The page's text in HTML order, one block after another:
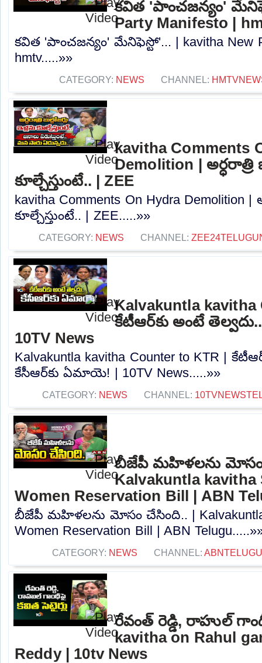
కవిత 'పాంచజన్యం'
Party Manifesto |
కవిత 'పాంచజన్యం' మేనిఫెస్టో'... | kavitha New
hmtv.....»»
CATEGORY: NEWS CHANNEL:
kavitha Comments
Demolition | అర్ధరాత్రి
కూల్చేస్తుంటే.. | ZEE
kavitha Comments On Hydra Demolition |
కూల్చేస్తుంటే.. | ZEE.....»»
CATEGORY: NEWS CHANNEL:
Kalvakuntla kavitha
కేటీఆర్‪కు అంటే
10TV News
Kalvakuntla kavitha Counter to KTR |
కేసీఆర్‌కు ఏమాయె! | 10TV News.....»»
CATEGORY: NEWS CHANNEL:
బీజేపీ మహిళలను మోసం
Kalvakuntla kavitha
Women Reservation Bill | ABN
బీజేపీ మహిళలను మోసం చేసింది.. | Kalvakuntla
Women Reservation Bill | ABN
CATEGORY: NEWS CHANNEL:
రేవంత్ రెడ్డి, రాహుల్
kavitha on Rahul
Reddy | 10tv News